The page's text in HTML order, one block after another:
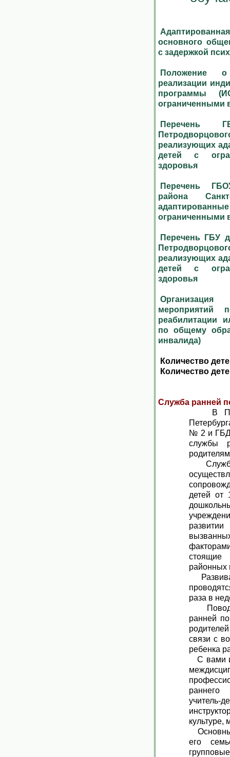
основного
с задержкой
Положение
реализации
программы
ограниченными
Перечень
реализующих
детей с
здоровья
Перечень
района
ограниченными
Перечень ГБУ
реализующих
детей с
здоровья
мероприятий
реабилитации
по общему
инвалида)
Количество
Количество
Служба ранней
В
№ 2 и
службы
детей от
районных
раза в
ранней
связи с
ребенка
С вами и
раннего
учитель-
культуре,
его